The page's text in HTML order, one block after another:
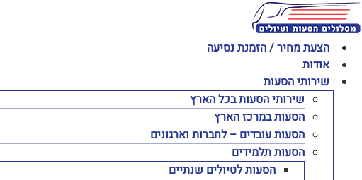
דלג
לתוכן
הצעת מחיר / הזמנת נסיעה
אודות
שירותי הסעות
שירותי הסעות בכל הארץ
הסעות במרכז הארץ
הסעות עובדים – לחברות וארגונים
הסעות תלמידים
הסעות לטיולים שנתיים